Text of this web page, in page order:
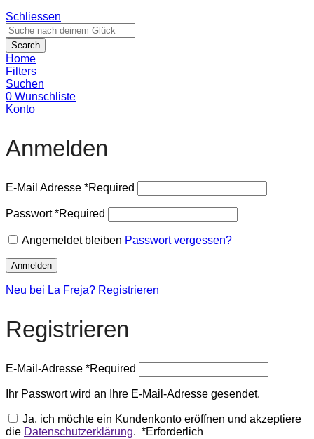
Schliessen
Search
Home
Filters
Suchen
0 Wunschliste
Konto
Anmelden
E-Mail Adresse *Required
Passwort*Required
Angemeldet bleiben Passwort vergessen?
Anmelden
Neu bei La Freja? Registrieren
Registrieren
E-Mail-Adresse *Required
Ihr Passwort wird an Ihre E-Mail-Adresse gesendet.
Ja, ich möchte ein Kundenkonto eröffnen und akzeptiere
die Datenschutzerklärung. *Erforderlich